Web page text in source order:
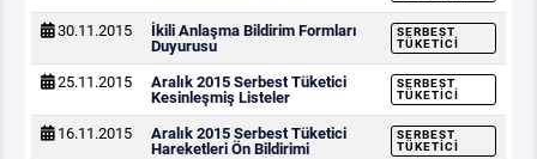
30.11.2015
İkili Anlaşma Bildirim Formları
Duyurusu
SERBEST
TÜKETICI
25.11.2015
Aralık 2015 Serbest Tüketici
Kesinleşmiş Listeler
SERBEST
TÜKETICI
16.11.2015
Aralık 2015 Serbest Tüketici
Hareketleri Ön Bildirimi
SERBEST
TÜKETICI